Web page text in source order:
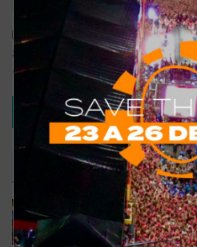
Salvar meus dados neste
comentar.
TRENDING
Confira a
Maracanaú 2022
19 DE JULHO DE 2022